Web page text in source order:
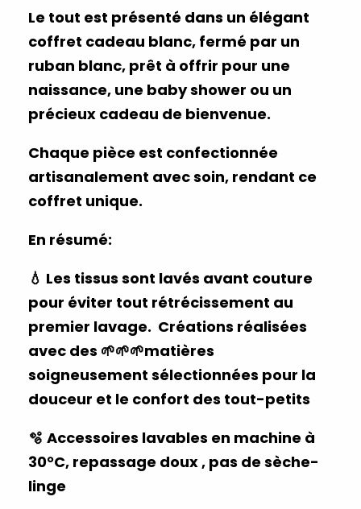
Le tout est présenté dans un élégant
coffret cadeau blanc, fermé par un
ruban blanc, prêt à offrir pour une
naissance, une baby shower ou un
précieux cadeau de bienvenue.
Chaque pièce est confectionnée
artisanalement avec soin, rendant ce
coffret unique.
En résumé:
💧 Les tissus sont lavés avant couture
pour éviter tout rétrécissement au
premier lavage. Créations réalisées
avec des 🌱🌱🌱matières
soigneusement sélectionnées pour la
douceur et le confort des tout-petits
🫧 Accessoires lavables en machine à
30°C, repassage doux , pas de sèche-
linge